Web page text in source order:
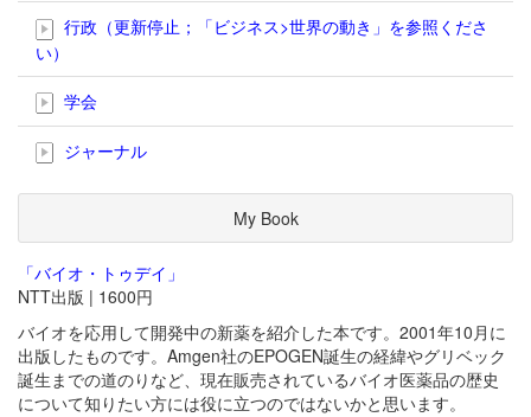
行政（更新停止；「ビジネス>世界の動き」を参照くださ
い）
学会
ジャーナル
My Book
「バイオ・トゥデイ」
NTT出版 | 1600円
バイオを応用して開発中の新薬を紹介した本です。2001年10月に
出版したものです。Amgen社のEPOGEN誕生の経緯やグリベック
誕生までの道のりなど、現在販売されているバイオ医薬品の歴史
について知りたい方には役に立つのではないかと思います。